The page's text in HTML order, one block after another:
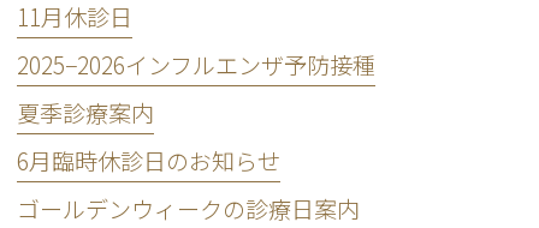
11月休診日
2025−2026インフルエンザ予防接種
夏季診療案内
6月臨時休診日のお知らせ
ゴールデンウィークの診療日案内